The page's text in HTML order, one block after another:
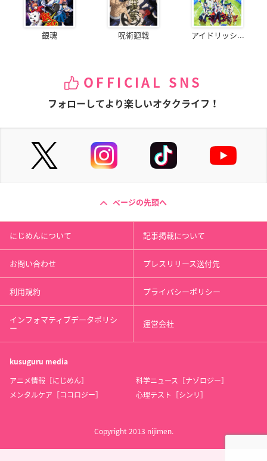
銀魂 呪術廻戦 アイドリッシ...
OFFICIAL SNS
フォローしてより楽しいオタクライフ！
ページの先頭へ
にじめんについて 記事掲載について
お問い合わせ プレスリリース送付先
利用規約 プライバシーポリシー
インフォマティブデータポリシ
ー 運営会社
kusuguru media
アニメ情報［にじめん］
科学ニュース［ナゾロジー］
メンタルケア［ココロジー］
心理テスト［シンリ］
Copyright 2013 nijimen.